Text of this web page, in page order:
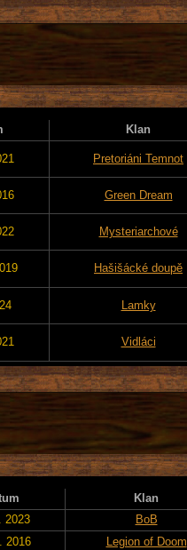
Klan
Pretoriáni Temnot
Green Dream
Mysteriarchové
Hašišácké doupě
Lamky
Vidláci
Klan
2023
BoB
2016 Legion of Doom